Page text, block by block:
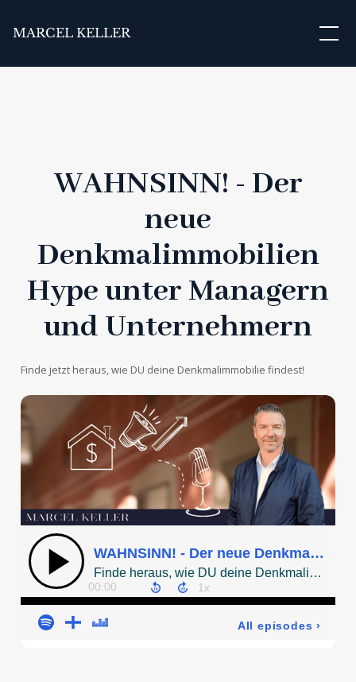
MARCEL KELLER
WAHNSINN! - Der
neue
Denkmalimmobilien
Hype unter Managern
und Unternehmern
Finde jetzt heraus, wie DU deine Denkmalimmobilie findest!